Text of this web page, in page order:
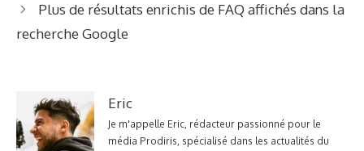
Plus de résultats enrichis de FAQ affichés dans la
recherche Google
Eric
Je m'appelle Eric, rédacteur passionné pour le
média Prodiris, spécialisé dans les actualités du